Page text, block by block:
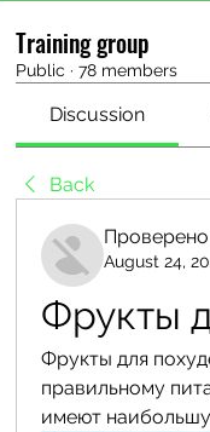
Training group
Public · 78 members
Discussion
Back
August 24,
Фрукты
Фрукты для
правильному
имеют